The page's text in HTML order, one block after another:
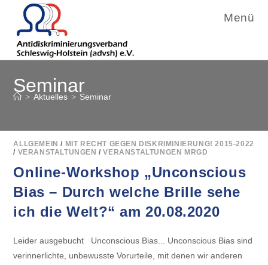
Inhalt
springen
Menü
Seminar
> Aktuelles > Seminar
ALLGEMEIN / MIT RECHT GEGEN DISKRIMINIERUNG! 2015-2022
/ VERANSTALTUNGEN /VERANSTALTUNGEN MRGD
Online-Workshop „Unconscious
Bias – Durch welche Brille sehe
ich die Welt?“ am 20.08.2020
Leider ausgebucht Unconscious Bias... Unconscious Bias sind
verinnerlichte, unbewusste Vorurteile, mit denen wir anderen